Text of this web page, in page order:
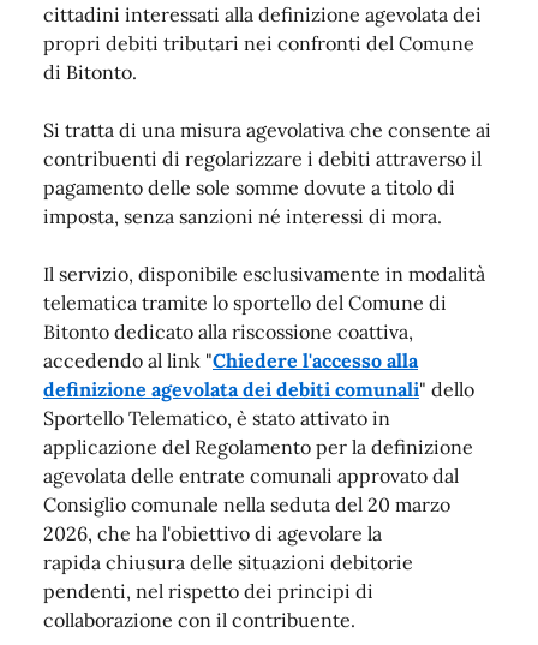
cittadini interessati alla definizione agevolata dei
propri debiti tributari nei confronti del Comune
di Bitonto.
Si tratta di una misura agevolativa che consente ai
contribuenti di regolarizzare i debiti attraverso il
pagamento delle sole somme dovute a titolo di
imposta, senza sanzioni né interessi di mora.
Il servizio, disponibile esclusivamente in modalità
telematica tramite lo sportello del Comune di
Bitonto dedicato alla riscossione coattiva,
accedendo al link "Chiedere l'accesso alla
definizione agevolata dei debiti comunali" dello
Sportello Telematico, è stato attivato in
applicazione del Regolamento per la definizione
agevolata delle entrate comunali approvato dal
Consiglio comunale nella seduta del 20 marzo
2026, che ha l'obiettivo di agevolare la
rapida chiusura delle situazioni debitorie
pendenti, nel rispetto dei principi di
collaborazione con il contribuente.